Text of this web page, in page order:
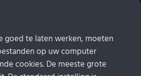
goed te laten werken, moeten
op uw computer
cookies. De meeste grote